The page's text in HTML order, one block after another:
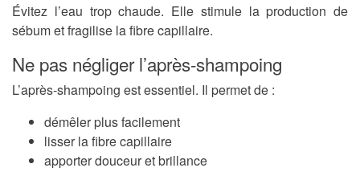
Évitez l’eau trop chaude. Elle stimule la production de
sébum et fragilise la fibre capillaire.
Ne pas négliger l’après-shampoing
L’après-shampoing est essentiel. Il permet de :
démêler plus facilement
lisser la fibre capillaire
apporter douceur et brillance